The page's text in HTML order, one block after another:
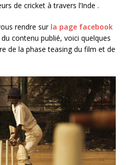
de cricket à travers l’Inde .
rendre sur la page facebook
contenu publié, voici quelques
de la phase teasing du film et de